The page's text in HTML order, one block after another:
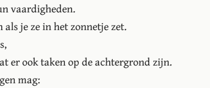
vaardigheden.
je ze in het zonnetje zet.
er ook taken op de achtergrond zijn.
mag: